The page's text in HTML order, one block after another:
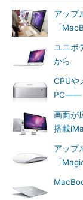
アップ
「
ユニボ
から
CPUや
PC――
画面が
搭載
アップ
「